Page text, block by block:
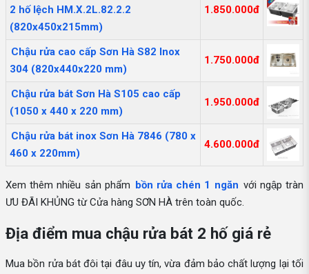
2 hố lệch HM.X.2L.82.2.2
(820x450x215mm)
1.850.000đ
Chậu rửa cao cấp Sơn Hà S82 Inox
304 (820x440x220 mm)
1.750.000đ
Chậu rửa bát Sơn Hà S105 cao cấp
(1050 x 440 x 220 mm)
1.950.000đ
Chậu rửa bát inox Sơn Hà 7846 (780 x
460 x 220mm)
4.600.000đ
Xem thêm nhiều sản phẩm bồn rửa chén 1 ngăn với ngập tràn
ƯU ĐÃI KHỦNG từ Cửa hàng SƠN HÀ trên toàn quốc.
Địa điểm mua chậu rửa bát 2 hố giá rẻ
Mua bồn rửa bát đôi tại đâu uy tín, vừa đảm bảo chất lượng lại tối